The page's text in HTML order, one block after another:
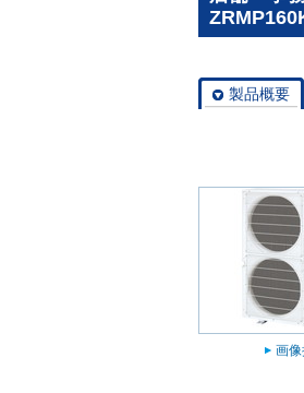
製品概要
画